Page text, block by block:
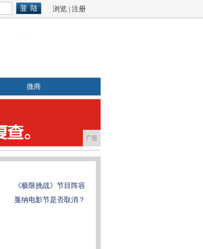
浏览 注册
微商
广告
《极限挑战》节目阵容
戛纳电影节是否取消？